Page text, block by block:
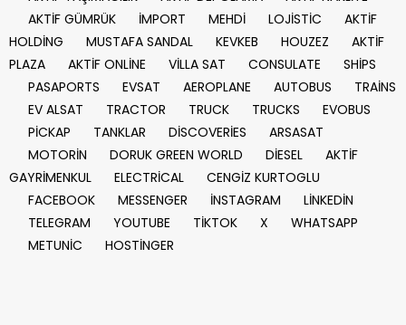
AKTİF GÜMRÜK
İMPORT MEHDİ LOJİSTİC
AKTİF
HOLDİNG
MUSTAFA SANDAL KEVKEB HOUZEZ
AKTİF
PLAZA
AKTİF ONLİNE VİLLA SAT CONSULATE
SHİPS
PASAPORTS
EVSAT AEROPLANE AUTOBUS
TRAİNS
EV ALSAT
TRACTOR TRUCK TRUCKS
EVOBUS
PİCKAP
TANKLAR DİSCOVERİES
ARSASAT
MOTORİN
DORUK GREEN WORLD DİESEL
AKTİF
GAYRİMENKUL
ELECTRİCAL
CENGİZ KURTOGLU
FACEBOOK
MESSENGER İNSTAGRAM
LİNKEDİN
TELEGRAM
YOUTUBE TİKTOK X
WHATSAPP
METUNİC
HOSTİNGER